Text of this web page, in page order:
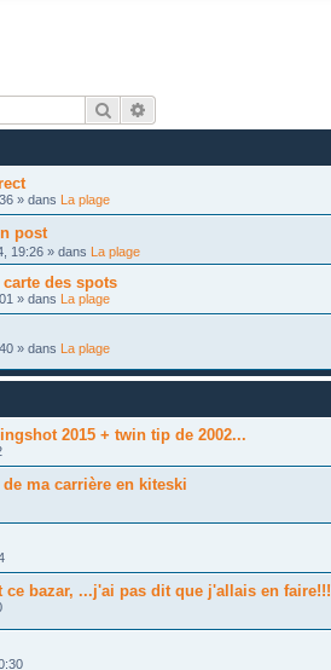
Rechercher
» dans La plage
post
19:26 » dans La plage
des spots
» dans La plage
» dans La plage
2015 + twin tip de 2002...
ma carrière en kiteski
ce bazar, ...j'ai pas dit que j'allais en faire!!!